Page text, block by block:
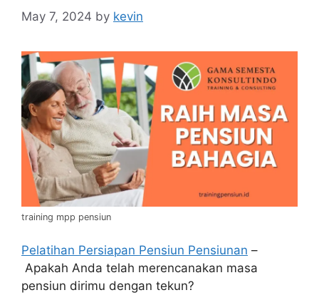
May 7, 2024 by kevin
training mpp pensiun
Pelatihan Persiapan Pensiun Pensiunan –
Apakah Anda telah merencanakan masa
pensiun dirimu dengan tekun?